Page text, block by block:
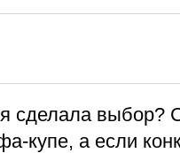
сделала выбор?
купе, а если